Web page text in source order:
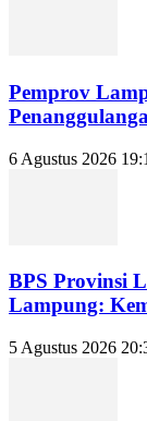
Pemprov
6 Agustus 2026
BPS Provinsi
Lampung:
5 Agustus 2026